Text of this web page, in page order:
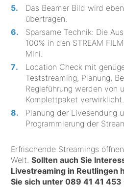
Das Beamer Bild wird
übertragen.
Sparsame Technik: Die
100% in den STREAM
Mini.
Location Check mit
Teststreaming, Planung,
Regieführung werden von
Komplettpaket verwirklicht.
Planung der Livesendung
Programmierung der
Erfrischende Streamings
Welt.Sollten auch Sie
Livestreaming in Reutlingen
Sie sich unter089 41 41 453